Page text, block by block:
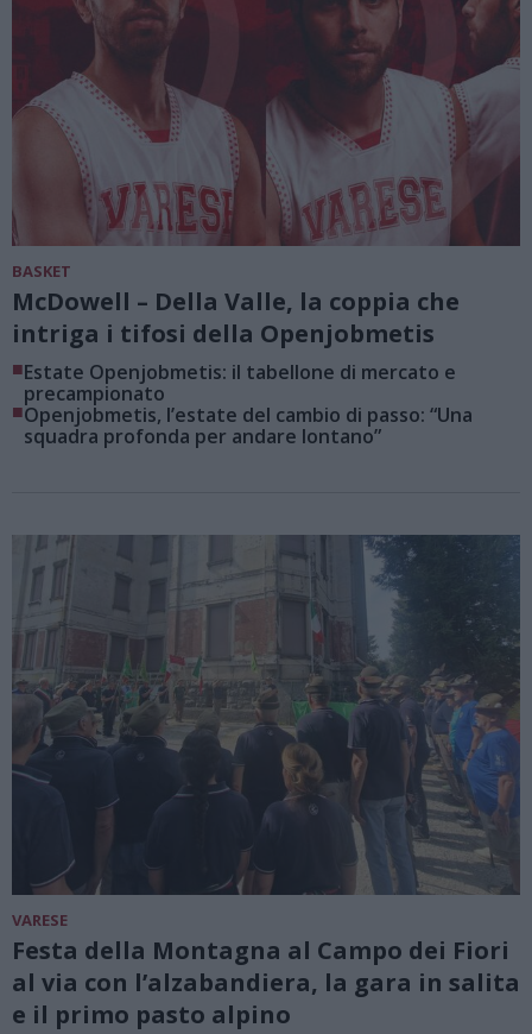
BASKET
McDowell – Della Valle, la coppia che
intriga i tifosi della Openjobmetis
■Estate Openjobmetis: il tabellone di mercato e
precampionato
■Openjobmetis, l’estate del cambio di passo: “Una
squadra profonda per andare lontano”
VARESE
Festa della Montagna al Campo dei Fiori
al via con l’alzabandiera, la gara in salita
e il primo pasto alpino